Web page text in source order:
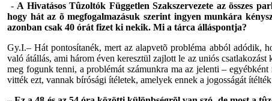
- A Hivatásos Tûzoltók Független Szakszervezete az összes
hogy hát az õ megfogalmazásuk szerint ingyen munkára
azonban csak 40 órát fizet ki nekik. Mi a tárca álláspontja?
Gy.I.– Hát pontosítanék, mert az alapvetõ probléma abból adódik,
való átállás, ami három éven keresztül zajlott le az uniós
meg fogunk tenni, a problémát számunkra ma az jelenti –
vitték ezt, vannak bírósági ítéletek, amelyek ennek a jogosságát